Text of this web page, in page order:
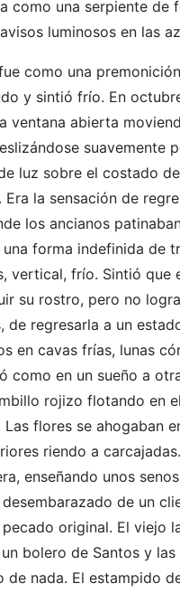
como una serpiente de
luminosos en las
como una
y sintió frío. En
ventana abierta
suavemente
luz sobre el costado
la sensación de
los ancianos
forma indefinida de
vertical, frío. Sintió que
su rostro, pero no
regresarla a un
en cavas frías, lunas
en un sueño a
rojizo flotando en
flores se ahogaban
riendo a
enseñando unos
de un
original. El viejo
bolero de Santos y
nada. El estampido